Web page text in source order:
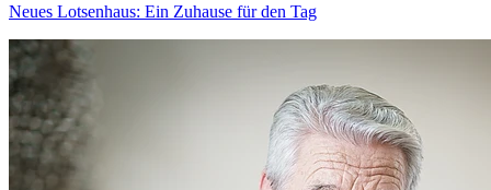
Neues Lotsenhaus: Ein Zuhause für den Tag